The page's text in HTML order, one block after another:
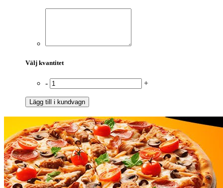
Välj kvantitet
- +
Lägg till i kundvagn